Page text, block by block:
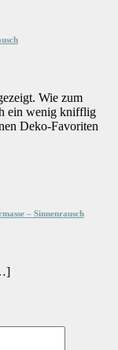
Wie zum
ein wenig knifflig
Deko-Favoriten
– Sinnenrausch